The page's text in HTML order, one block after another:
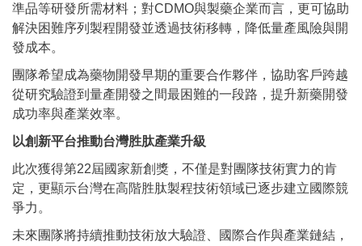
準品等研發所需材料；對CDMO與製藥企業而言，更可協助
解決困難序列製程開發並透過技術移轉，降低量產風險與開
發成本。
團隊希望成為藥物開發早期的重要合作夥伴，協助客戶跨越
從研究驗證到量產開發之間最困難的一段路，提升新藥開發
成功率與產業效率。
以創新平台推動台灣胜肽產業升級
此次獲得第22屆國家新創獎，不僅是對團隊技術實力的肯
定，更顯示台灣在高階胜肽製程技術領域已逐步建立國際競
爭力。
未來團隊將持續推動技術放大驗證、國際合作與產業鏈結，